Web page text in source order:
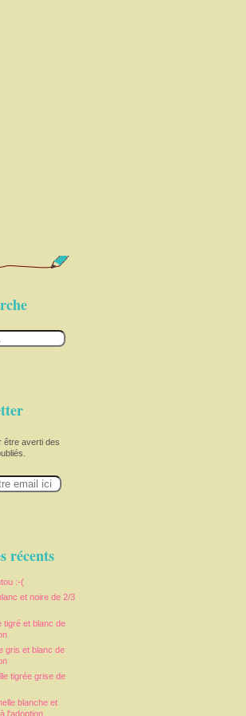
être averti des
récents
:-(
et noire de 2/3
tigré et blanc de
gris et blanc de
tigrée grise de
blanche et
l'adoption